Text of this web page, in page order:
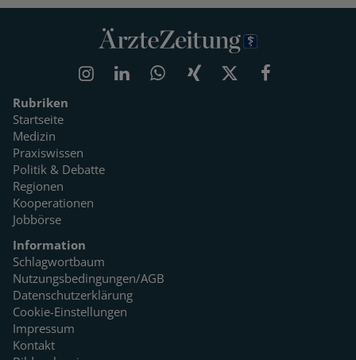
Rubriken
Startseite
Medizin
Praxiswissen
Politik & Debatte
Regionen
Kooperationen
Jobbörse
Information
Schlagwortbaum
Nutzungsbedingungen/AGB
Datenschutzerklärung
Cookie-Einstellungen
Impressum
Kontakt